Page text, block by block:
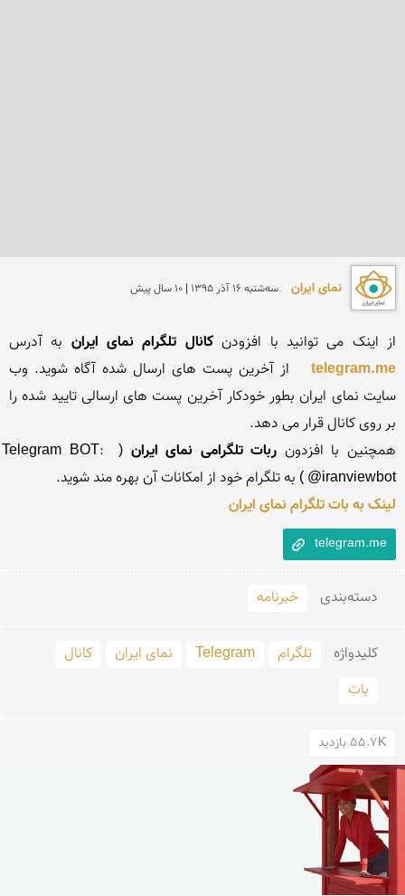
نمای ایران سه‌شنبه 16 آذر 1395 | 10 سال پیش
از اینک می توانید با افزودن کانال تلگرام نمای ایران به آدرس
telegram.me
همچنین با افزدون ربات تلگرامی نمای ایران
( Telegram BOT:
@iranviewbot ) به تلگرام خود از امکانات آن بهره مند شوید.
لینک به بات تلگرام نمای ایران
telegram.me
دسته‌بندی خبرنامه
کلید‌واژه تلگرام Telegram نمای ایران
کانال
بات
55.7K بازدید